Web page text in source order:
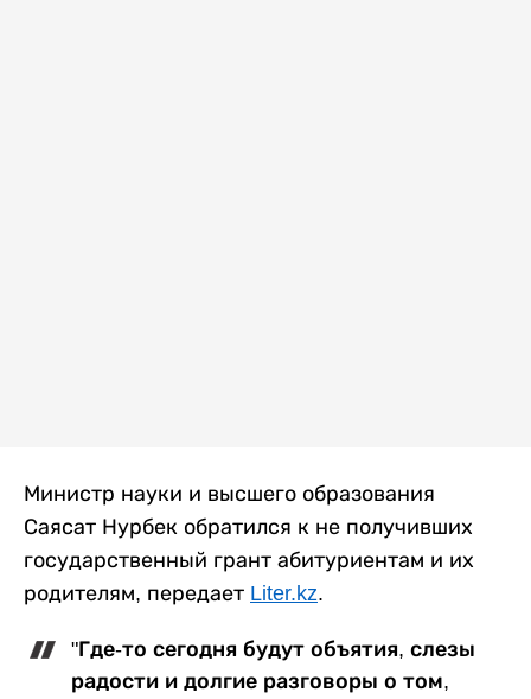
Министр науки и высшего образования
Саясат Нурбек обратился к не получивших
государственный грант абитуриентам и их
родителям, передает Liter.kz.
"Где-то сегодня будут объятия, слезы
радости и долгие разговоры о том,